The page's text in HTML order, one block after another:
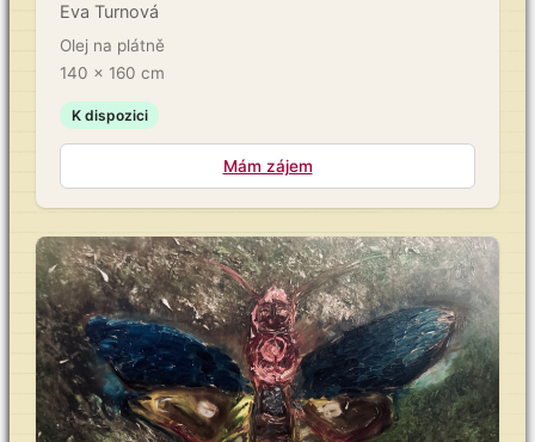
Eva Turnová
Olej na plátně
140 x 160 cm
K dispozici
Mám zájem